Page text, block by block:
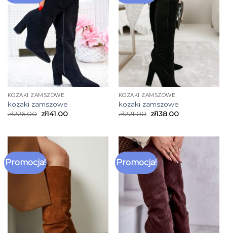
KOZAKI ZAMSZOWE
kozaki zamszowe
zł226.00 zł141.00
KOZAKI ZAMSZOWE
kozaki zamszowe
zł221.00 zł138.00
Promocja! Promocja!